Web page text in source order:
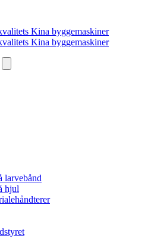
Kina byggemaskiner
Kina byggemaskiner
larvebånd
hjul